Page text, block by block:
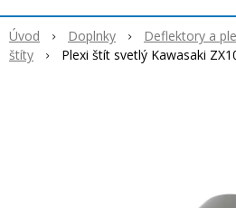
Úvod Doplnky Deflektory a
štíty
Plexi štít svetlý Kawasaki